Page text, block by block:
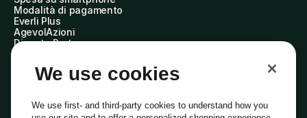
Modalità di pagamento
Everli Plus
AgevolAzioni
Diventa Partner
Everli Shoppers
About Us
Everli News
Domande frequenti
We use cookies
We use first- and third-party cookies to understand how you